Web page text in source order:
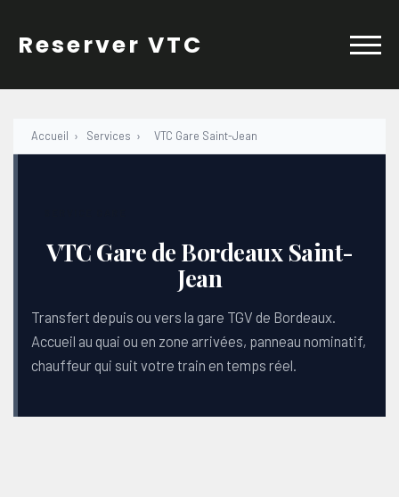
content
Reserver VTC
Accueil › Services › VTC Gare Saint-Jean
VTC Gare de Bordeaux Saint-
Jean
Transfert depuis ou vers la gare TGV de Bordeaux.
Accueil au quai ou en zone arrivées, panneau nominatif,
chauffeur qui suit votre train en temps réel.